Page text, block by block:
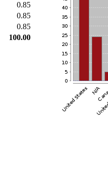
0.85
0.85
0.85
100.00